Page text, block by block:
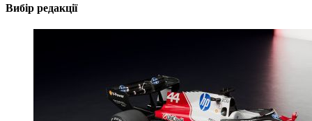
Вибір редакції